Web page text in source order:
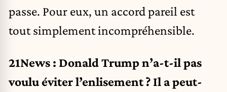
passe. Pour eux, un accord pareil est
tout simplement incompréhensible.
21News : Donald Trump n’a-t-il pas
voulu éviter l’enlisement ? Il a peut-